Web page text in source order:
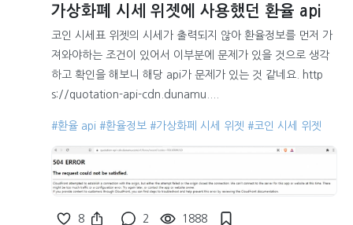
가상화폐 시세 위젯에 사용했던 환율 api
코인 시세표 위젯의 시세가 출력되지 않아 환율정보를 먼저 가
져와야하는 조건이 있어서 이부분에 문제가 있을 것으로 생각
하고 확인을 해보니 해당 api가 문제가 있는 것 같네요. http
s://quotation-api-cdn.dunamu....
#환율 api #환율정보 #가상화페 시세 위젯 #코인 시세 위젯
8 2 1888